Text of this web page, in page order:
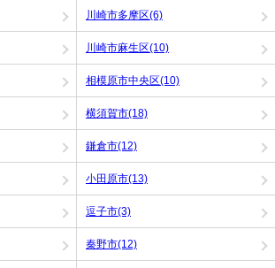
川崎市多摩区(6)
川崎市麻生区(10)
相模原市中央区(10)
横須賀市(18)
鎌倉市(12)
小田原市(13)
逗子市(3)
秦野市(12)